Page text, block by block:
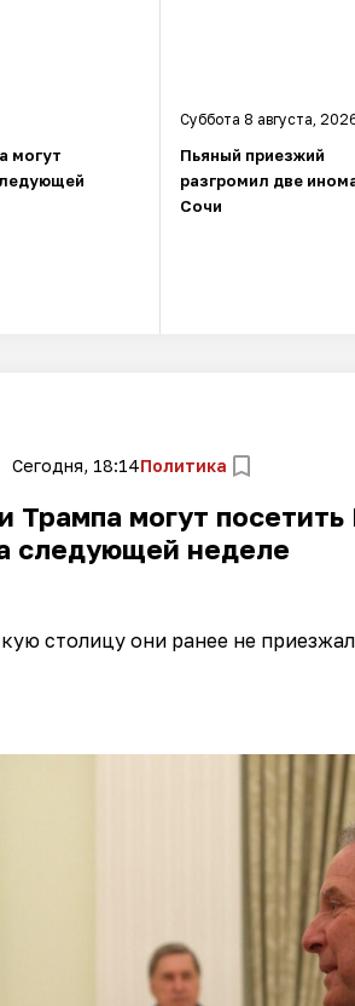
могут
Суббота 8 августа,
Пьяный приезжий
разгромил две
Сочи
Сегодня, 18:14Политика
Трампа могут
следующей неделе
столицу они ранее не